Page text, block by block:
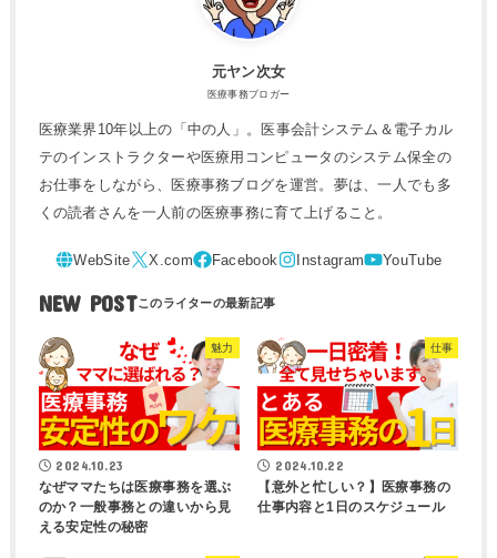
元ヤン次女
医療事務ブロガー
医療業界10年以上の「中の人」。医事会計システム＆電子カル
テのインストラクターや医療用コンピュータのシステム保全の
お仕事をしながら、医療事務ブログを運営。夢は、一人でも多
くの読者さんを一人前の医療事務に育て上げること。
NEW POST
魅力
2024.10.23
なぜママたちは医療事務を選ぶ
のか？一般事務との違いから見
える安定性の秘密
仕事
2024.10.22
【意外と忙しい？】医療事務の
仕事内容と1日のスケジュール